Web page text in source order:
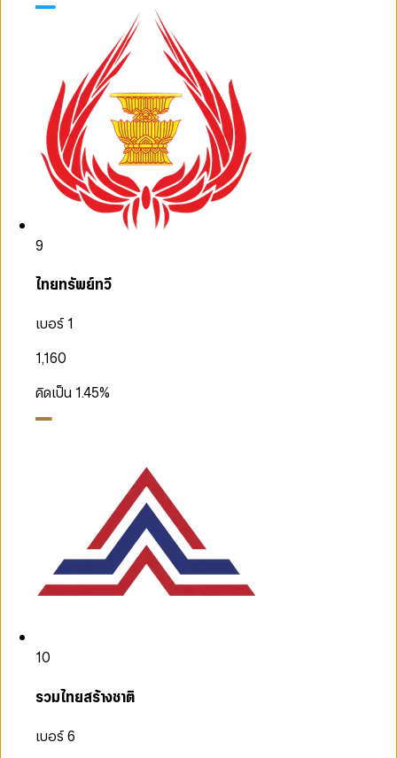
9
ไทยทรัพย์ทวี
เบอร์ 1
1,160
คิดเป็น 1.45%
10
รวมไทยสร้างชาติ
เบอร์ 6